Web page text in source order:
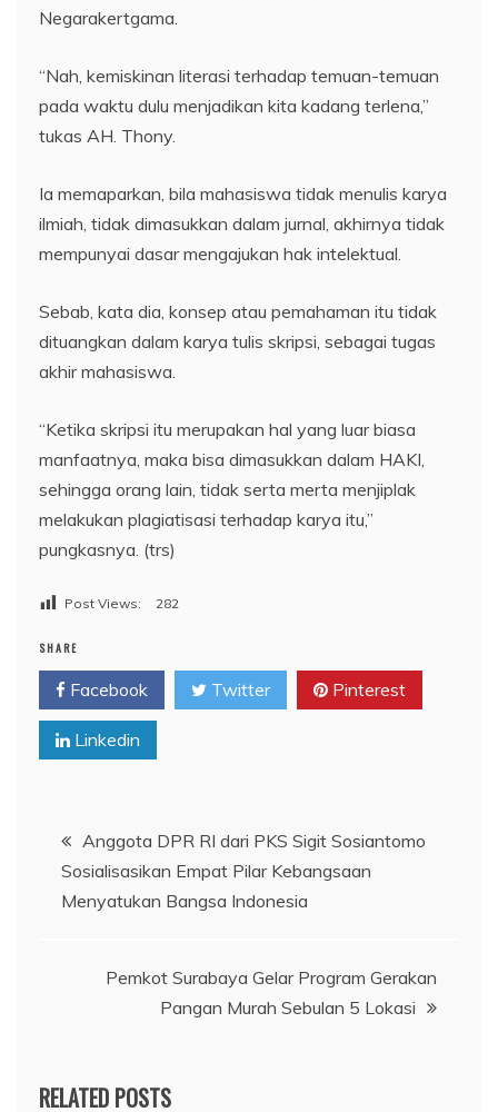
Negarakertgama.
“Nah, kemiskinan literasi terhadap temuan-temuan
pada waktu dulu menjadikan kita kadang terlena,”
tukas AH. Thony.
Ia memaparkan, bila mahasiswa tidak menulis karya
ilmiah, tidak dimasukkan dalam jurnal, akhirnya tidak
mempunyai dasar mengajukan hak intelektual.
Sebab, kata dia, konsep atau pemahaman itu tidak
dituangkan dalam karya tulis skripsi, sebagai tugas
akhir mahasiswa.
“Ketika skripsi itu merupakan hal yang luar biasa
manfaatnya, maka bisa dimasukkan dalam HAKI,
sehingga orang lain, tidak serta merta menjiplak
melakukan plagiatisasi terhadap karya itu,”
pungkasnya. (trs)
Post Views: 282
SHARE
Facebook Twitter Pinterest
Linkedin
Navigasi
pos
Anggota DPR RI dari PKS Sigit Sosiantomo
Sosialisasikan Empat Pilar Kebangsaan
Menyatukan Bangsa Indonesia
Pemkot Surabaya Gelar Program Gerakan
Pangan Murah Sebulan 5 Lokasi
RELATED POSTS